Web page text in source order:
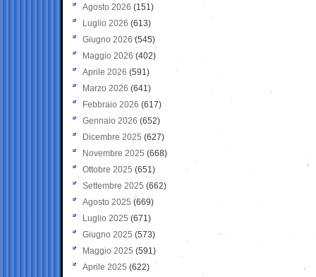
Agosto 2026 (151)
Luglio 2026 (613)
Giugno 2026 (545)
Maggio 2026 (402)
Aprile 2026 (591)
Marzo 2026 (641)
Febbraio 2026 (617)
Gennaio 2026 (652)
Dicembre 2025 (627)
Novembre 2025 (668)
Ottobre 2025 (651)
Settembre 2025 (662)
Agosto 2025 (669)
Luglio 2025 (671)
Giugno 2025 (573)
Maggio 2025 (591)
Aprile 2025 (622)